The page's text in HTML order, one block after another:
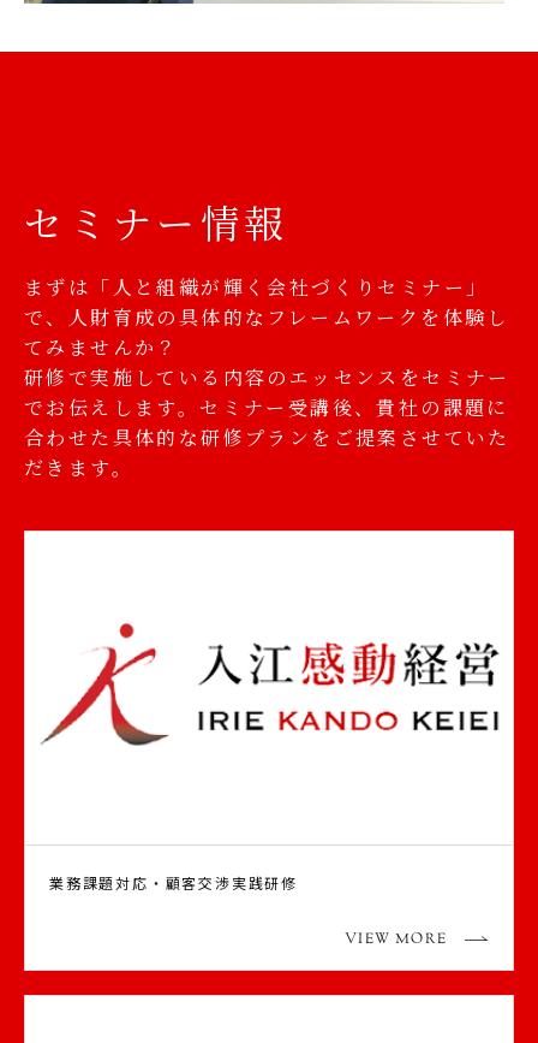
セミナー情報
まずは「人と組織が輝く会社づくりセミナー」
で、人財育成の具体的なフレームワークを体験し
てみませんか？
研修で実施している内容のエッセンスをセミナー
でお伝えします。セミナー受講後、貴社の課題に
合わせた具体的な研修プランをご提案させていた
だきます。
業務課題対応・顧客交渉実践研修
VIEW MORE